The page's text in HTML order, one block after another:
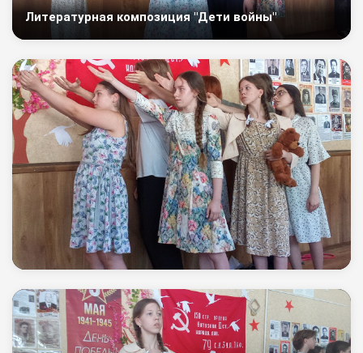
Литературная композиция "Дети войны"